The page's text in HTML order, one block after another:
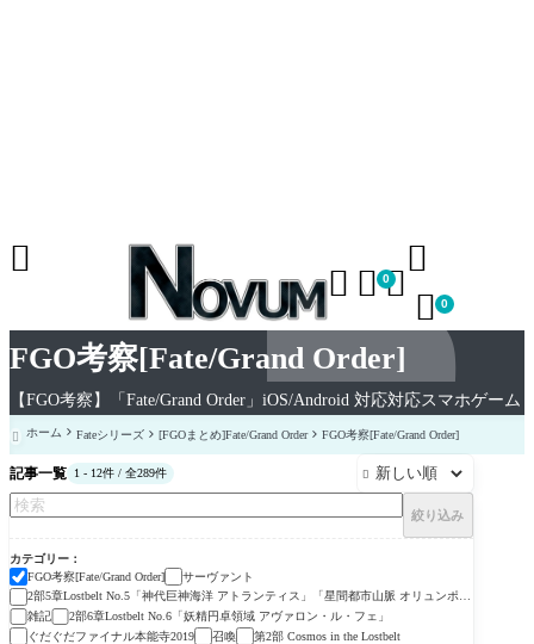
FGO考察[Fate/Grand Order]
【FGO考察】「Fate/Grand Order」iOS/Android 対応対応スマホゲーム
  0

 0

 ホーム Fateシリーズ [FGOまとめ]Fate/Grand Order FGO考察[Fate/Grand Order]
記事一覧 1 - 12件 / 全289件 
絞り込み
カテゴリー
FGO考察[Fate/Grand Order]
サーヴァント
2部5章Lostbelt No.5「神代巨神海洋 アトランティス」「星間都市山脈 オリュンポ
ス」
雑記
2部6章Lostbelt No.6「妖精円卓領域 アヴァロン・ル・フェ」
ぐだぐだファイナル本能寺2019
召喚
第2部 Cosmos in the Lostbelt